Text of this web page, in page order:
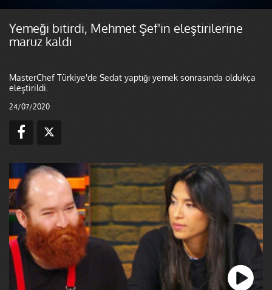
Yemeği bitirdi, Mehmet Şef'in eleştirilerine
maruz kaldı
MasterChef Türkiye'de Sedat yaptığı yemek sonrasında oldukça
eleştirildi.
24/07/2020